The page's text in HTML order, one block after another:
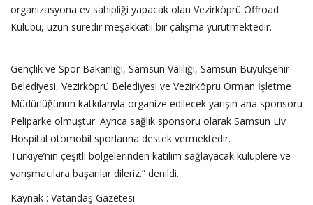
organizasyona ev sahipliği yapacak olan Vezirköprü Offroad
Kulübü, uzun süredir meşakkatli bir çalışma yürütmektedir.
Gençlik ve Spor Bakanlığı, Samsun Valiliği, Samsun Büyükşehir
Belediyesi, Vezirköprü Belediyesi ve Vezirköprü Orman İşletme
Müdürlüğünün katkılarıyla organize edilecek yarışın ana sponsoru
Peliparke olmuştur. Ayrıca sağlık sponsoru olarak Samsun Liv
Hospital otomobil sporlarına destek vermektedir.
Türkiye’nin çeşitli bölgelerinden katılım sağlayacak kulüplere ve
yarışmacılara başarılar dileriz.” denildi.
Kaynak : Vatandaş Gazetesi